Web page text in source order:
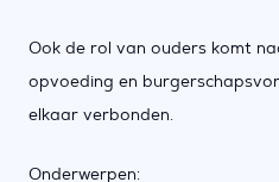
Ook de rol van ouders komt
opvoeding en
elkaar verbonden.
Onderwerpen: